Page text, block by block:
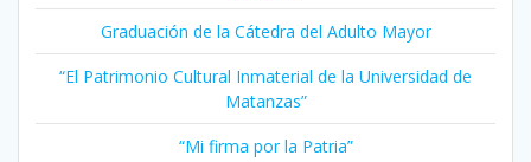
Graduación de la Cátedra del Adulto Mayor
“El Patrimonio Cultural Inmaterial de la Universidad de
Matanzas”
“Mi firma por la Patria”